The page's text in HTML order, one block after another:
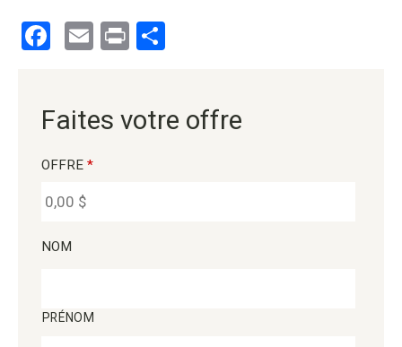
Facebook
EmailPrint
Faites votre offre
OFFRE *
NOM
PRÉNOM